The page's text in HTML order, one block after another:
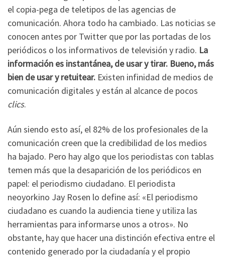
el copia-pega de teletipos de las agencias de
comunicación. Ahora todo ha cambiado. Las noticias se
conocen antes por Twitter que por las portadas de los
periódicos o los informativos de televisión y radio. La
información es instantánea, de usar y tirar. Bueno, más
bien de usar y retuitear. Existen infinidad de medios de
comunicación digitales y están al alcance de pocos
clics.
Aún siendo esto así, el 82% de los profesionales de la
comunicación creen que la credibilidad de los medios
ha bajado. Pero hay algo que los periodistas con tablas
temen más que la desaparición de los periódicos en
papel: el periodismo ciudadano. El periodista
neoyorkino Jay Rosen lo define así: «El periodismo
ciudadano es cuando la audiencia tiene y utiliza las
herramientas para informarse unos a otros». No
obstante, hay que hacer una distinción efectiva entre el
contenido generado por la ciudadanía y el propio